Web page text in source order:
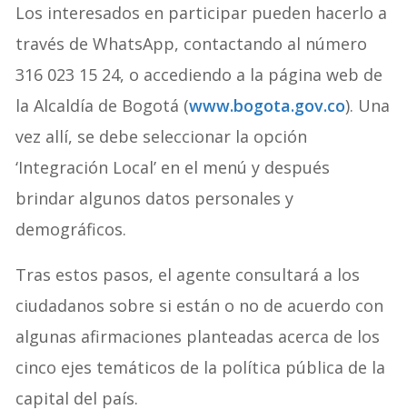
Los interesados en participar pueden hacerlo a
través de WhatsApp, contactando al número
316 023 15 24, o accediendo a la página web de
la Alcaldía de Bogotá (www.bogota.gov.co). Una
vez allí, se debe seleccionar la opción
‘Integración Local’ en el menú y después
brindar algunos datos personales y
demográficos.
Tras estos pasos, el agente consultará a los
ciudadanos sobre si están o no de acuerdo con
algunas afirmaciones planteadas acerca de los
cinco ejes temáticos de la política pública de la
capital del país.